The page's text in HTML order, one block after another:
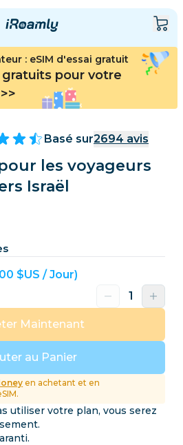
: eSIM d'essai gratuit
pour votre
>>
Basé sur2694 avis
les voyageurs
Israël
$US / Jour)
au Panier
Maintenant
en achetant et en
utiliser votre plan, vous serez